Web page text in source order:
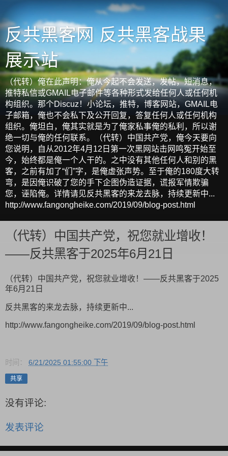
反共黑客网 反共黑客战果
展示站
（代转）俺在此声明：俺从今起不会发送，发帖，短消息，
推特私信或GMAIL电子邮件等各种形式发给任何人或任何机
构组织。那个Discuz！小论坛，推特，博客网站，GMAIL电
子邮箱，俺也不会私下及公开回复，答复任何人或任何机构
组织。俺坦白，俺其实就是为了俺家私事俺的私利，所以谢
绝一切与俺的任何联系。（代转）中国共产党，俺今天要向
您说明，自从2012年4月12日第一次黑网站击网鸣冤开始至
今，始终都是俺一个人干的。之中没有其他任何人和别的黑
客，之前有加了“们”字，是俺虚张声势。至于俺的180度大转
弯，是因俺识破了您的手下企图伪造证据，谎报军情欺骗
您，诬陷俺。详情请见反共黑客的来龙去脉，持续更新中...
http://www.fangongheike.com/2019/09/blog-post.html
（代转）中国共产党，祝您就业增收！
——反共黑客于2025年6月21日
（代转）中国共产党，祝您就业增收！——反共黑客于2025
年6月21日
反共黑客的来龙去脉，持续更新中...
http://www.fangongheike.com/2019/09/blog-post.html
时间： 6/21/2025 01:55:00 下午
共享
没有评论:
发表评论